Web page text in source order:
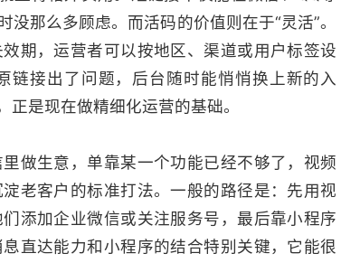
那么多顾虑。而活码的价值则在于“灵活”。
期，运营者可以按地区、渠道或用户标签设
链接出了问题，后台随时能悄悄换上新的入
是现在做精细化运营的基础。
做生意，单靠某一个功能已经不够了，视频
老客户的标准打法。一般的路径是：先用视
添加企业微信或关注服务号，最后靠小程序
直达能力和小程序的结合特别关键，它能很